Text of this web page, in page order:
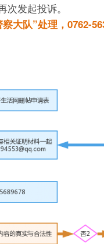
发起投诉。
大队”处理，0762-